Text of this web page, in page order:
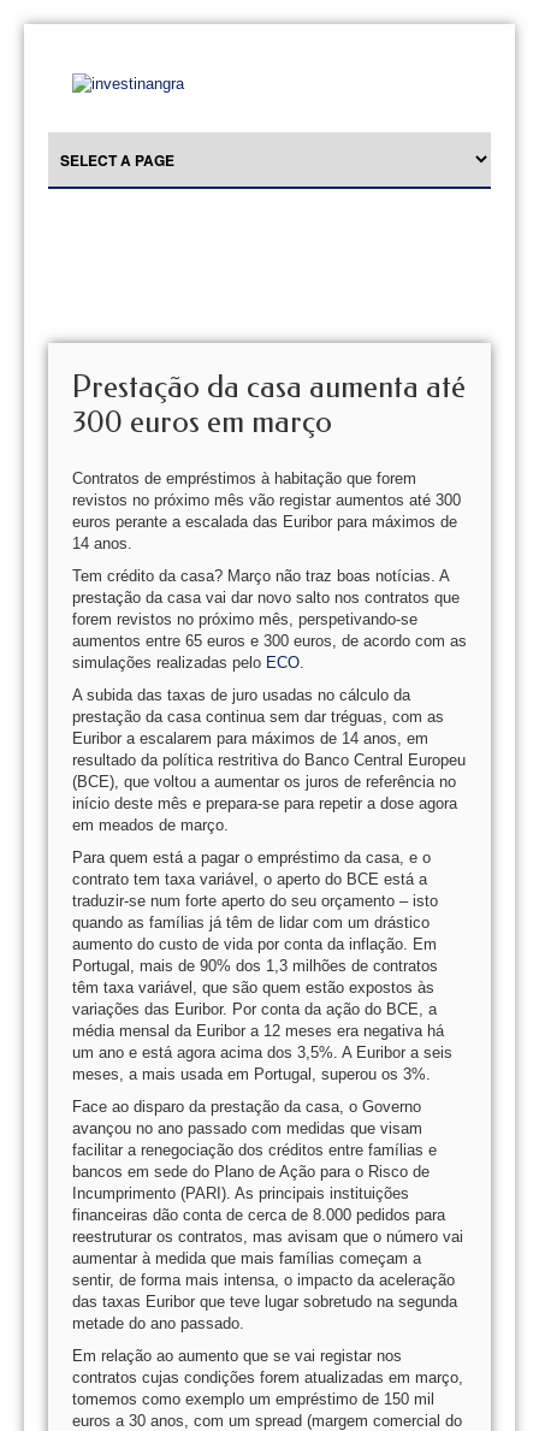
Prestação da casa aumenta até
300 euros em março
Contratos de empréstimos à habitação que forem
revistos no próximo mês vão registar aumentos até 300
euros perante a escalada das Euribor para máximos de
14 anos.
Tem crédito da casa? Março não traz boas notícias. A
prestação da casa vai dar novo salto nos contratos que
forem revistos no próximo mês, perspetivando-se
aumentos entre 65 euros e 300 euros, de acordo com as
simulações realizadas pelo ECO.
A subida das taxas de juro usadas no cálculo da
prestação da casa continua sem dar tréguas, com as
Euribor a escalarem para máximos de 14 anos, em
resultado da política restritiva do Banco Central Europeu
(BCE), que voltou a aumentar os juros de referência no
início deste mês e prepara-se para repetir a dose agora
em meados de março.
Para quem está a pagar o empréstimo da casa, e o
contrato tem taxa variável, o aperto do BCE está a
traduzir-se num forte aperto do seu orçamento – isto
quando as famílias já têm de lidar com um drástico
aumento do custo de vida por conta da inflação. Em
Portugal, mais de 90% dos 1,3 milhões de contratos
têm taxa variável, que são quem estão expostos às
variações das Euribor. Por conta da ação do BCE, a
média mensal da Euribor a 12 meses era negativa há
um ano e está agora acima dos 3,5%. A Euribor a seis
meses, a mais usada em Portugal, superou os 3%.
Face ao disparo da prestação da casa, o Governo
avançou no ano passado com medidas que visam
facilitar a renegociação dos créditos entre famílias e
bancos em sede do Plano de Ação para o Risco de
Incumprimento (PARI). As principais instituições
financeiras dão conta de cerca de 8.000 pedidos para
reestruturar os contratos, mas avisam que o número vai
aumentar à medida que mais famílias começam a
sentir, de forma mais intensa, o impacto da aceleração
das taxas Euribor que teve lugar sobretudo na segunda
metade do ano passado.
Em relação ao aumento que se vai registar nos
contratos cujas condições forem atualizadas em março,
tomemos como exemplo um empréstimo de 150 mil
euros a 30 anos, com um spread (margem comercial do